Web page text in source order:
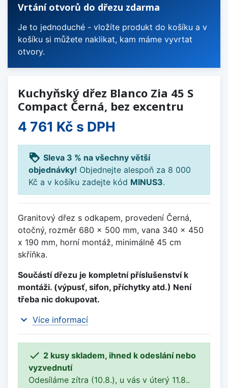
Vrtání otvorů do dřezu zdarma
Je to jednoduché - vložíte produkt do košíku a v
košíku si můžete naklikat, kam máme vyvrtat
otvory.
Kuchyňský dřez Blanco Zia 45 S
Compact Černá, bez excentru
4 761 Kč s DPH
loyalty Sleva 3 % na všechny větší
objednávky! Objednejte alespoň za 8 000
Kč a v košíku zadejte kód MINUS3.
Granitový dřez s odkapem, provedení Černá,
otočný, rozměr 680 x 500 mm, vana 340 x 450
x 190 mm, horní montáž, minimálně 45 cm
skříňka.
Součástí dřezu je kompletní příslušenství k
montáži. (výpusť, sifon, příchytky atd.) Není
třeba nic dokupovat.
expand_more Více informací
 2 kusy skladem, ihned k odeslání nebo
vyzvednutí
Odesíláme zítra (10.8.), u vás v úterý 11.8..